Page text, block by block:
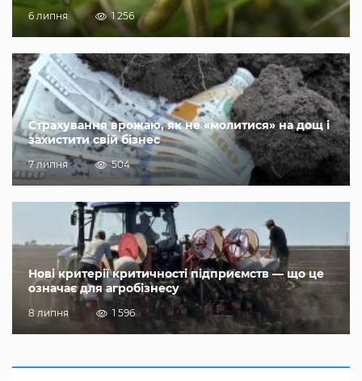
6 липня 1 256
Страхування врожаю, як не «молитися» на дощ і
захистити свій бізнес
7 липня 504
Нові критерії критичності підприємств — що це
означає для агробізнесу
8 липня 1 596